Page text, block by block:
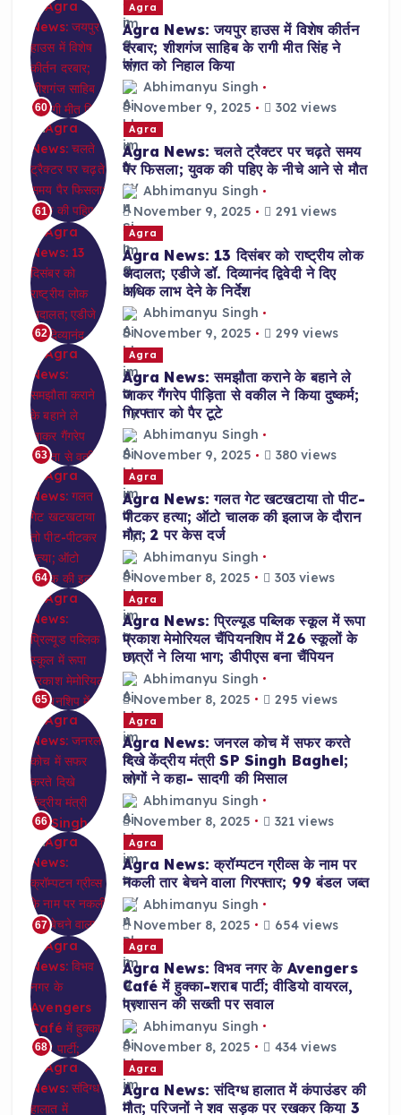
60
Agra
Agra News: जयपुर हाउस में विशेष कीर्तन
दरबार; शीशगंज साहिब के रागी मीत सिंह ने
संगत को निहाल किया
Abhimanyu Singh
November 9, 2025
302 views
61
Agra
Agra News: चलते ट्रैक्टर पर चढ़ते समय
पैर फिसला; युवक की पहिए के नीचे आने से मौत
Abhimanyu Singh
November 9, 2025
291 views
62
Agra
Agra News: 13 दिसंबर को राष्ट्रीय लोक
अदालत; एडीजे डॉ. दिव्यानंद द्विवेदी ने दिए
अधिक लाभ देने के निर्देश
Abhimanyu Singh
November 9, 2025
299 views
63
Agra
Agra News: समझौता कराने के बहाने ले
जाकर गैंगरेप पीड़िता से वकील ने किया दुष्कर्म;
गिरफ्तार को पैर टूटे
Abhimanyu Singh
November 9, 2025
380 views
64
Agra
Agra News: गलत गेट खटखटाया तो पीट-
पीटकर हत्या; ऑटो चालक की इलाज के दौरान
मौत; 2 पर केस दर्ज
Abhimanyu Singh
November 8, 2025
303 views
65
Agra
Agra News: प्रिल्यूड पब्लिक स्कूल में रूपा
प्रकाश मेमोरियल चैंपियनशिप में 26 स्कूलों के
छात्रों ने लिया भाग; डीपीएस बना चैंपियन
Abhimanyu Singh
November 8, 2025
295 views
66
Agra
Agra News: जनरल कोच में सफर करते
दिखे केंद्रीय मंत्री SP Singh Baghel;
लोगों ने कहा- सादगी की मिसाल
Abhimanyu Singh
November 8, 2025
321 views
67
Agra
Agra News: क्रॉम्पटन ग्रीव्स के नाम पर
नकली तार बेचने वाला गिरफ्तार; 99 बंडल जब्त
Abhimanyu Singh
November 8, 2025
654 views
68
Agra
Agra News: विभव नगर के Avengers
Café में हुक्का-शराब पार्टी; वीडियो वायरल,
प्रशासन की सख्ती पर सवाल
Abhimanyu Singh
November 8, 2025
434 views
Agra
Agra News: संदिग्ध हालात में कंपाउंडर की
मौत; परिजनों ने शव सड़क पर रखकर किया 3